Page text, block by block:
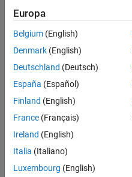
Ihren
Suchkriterien
entsprechen.
können
die
Suchkriterien
weiter
fassen
oder
alle
Stellenangebote
anzeigen .
Europa
Belgium (English)
Denmark (English)
Deutschland (Deutsch)
España (Español)
Finland (English)
France (Français)
Ireland (English)
Italia (Italiano)
Luxembourg (English)